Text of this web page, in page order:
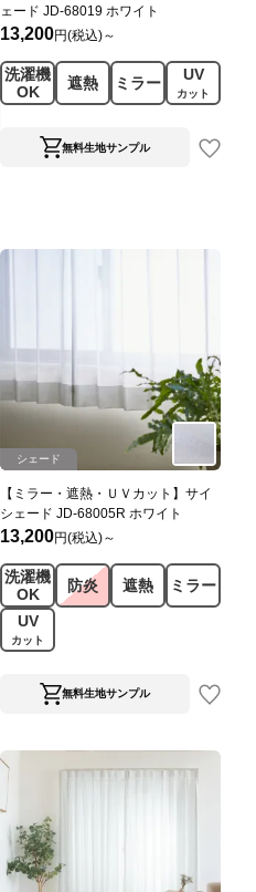
ェード JD-68019 ホワイト
13,200円(税込)～
洗濯機
OK
遮熱 ミラー UV
カット
無料生地サンプル
シェード
【ミラー・遮熱・ＵＶカット】サイ
シェード JD-68005R ホワイト
13,200円(税込)～
洗濯機
OK
防炎 遮熱
ミラー
UV
カット
無料生地サンプル